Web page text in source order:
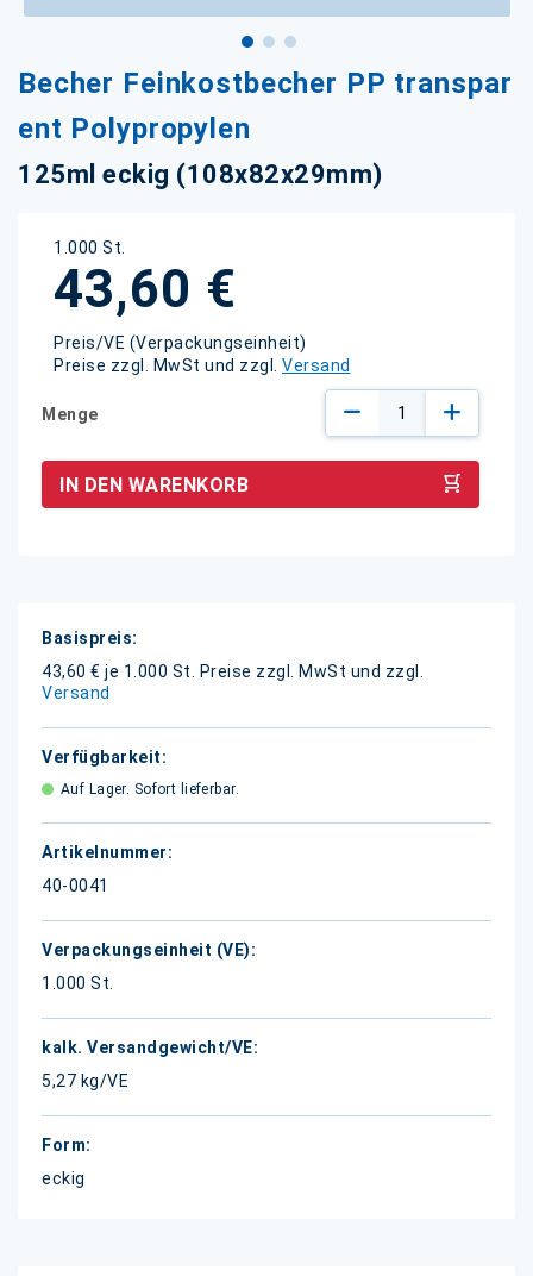
Becher Feinkostbecher PP transpar
ent Polypropylen
125ml eckig (108x82x29mm)
1.000 St.
43,60 €
Preis/VE (Verpackungseinheit)
Preise zzgl. MwSt und zzgl. Versand
Menge
IN DEN WARENKORB
Weitere
Informationen
43,60 € je 1.000 St.
Preise zzgl. MwSt und zzgl.
Versand
Auf Lager. Sofort lieferbar.
40-0041
1.000 St.
5,27 kg/VE
eckig
Anfang
Bildgalerie
springen